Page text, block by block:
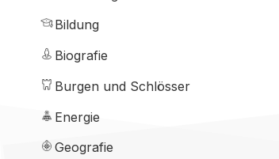
Bildung
Biografie
Burgen und Schlösser
Energie
Geografie